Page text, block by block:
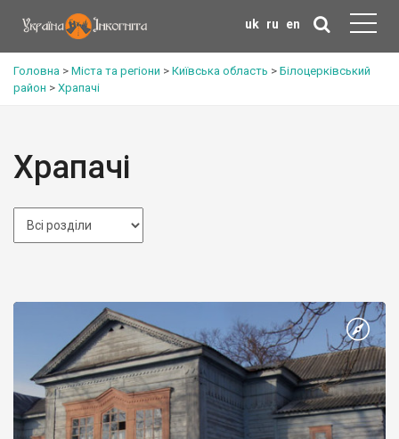
uk ru en
Головна > Міста та регіони > Київська область > Білоцерківський
район > Храпачі
Храпачі